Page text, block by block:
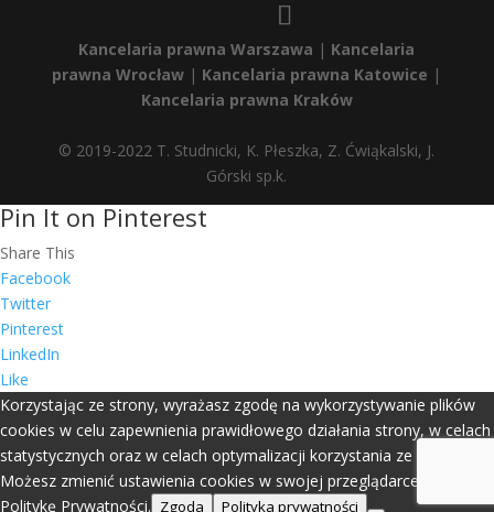
Kancelaria prawna Warszawa | Kancelaria
prawna Wrocław | Kancelaria prawna Katowice |
Kancelaria prawna Kraków
© 2019-2022 T. Studnicki, K. Płeszka, Z. Ćwiąkalski, J.
Górski sp.k.
Pin It on Pinterest
Share This
Facebook
Twitter
Pinterest
LinkedIn
Like
Korzystając ze strony, wyrażasz zgodę na wykorzystywanie plików
cookies w celu zapewnienia prawidłowego działania strony, w celach
statystycznych oraz w celach optymalizacji korzystania ze strony.
Możesz zmienić ustawienia cookies w swojej przeglądarce. Zobacz
Politykę Prywatności. Zgoda Polityka prywatności